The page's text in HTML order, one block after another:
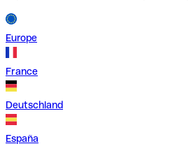
Europe
France
Deutschland
España